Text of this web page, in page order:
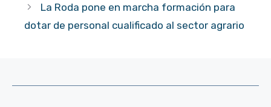
La Roda pone en marcha formación para
dotar de personal cualificado al sector agrario